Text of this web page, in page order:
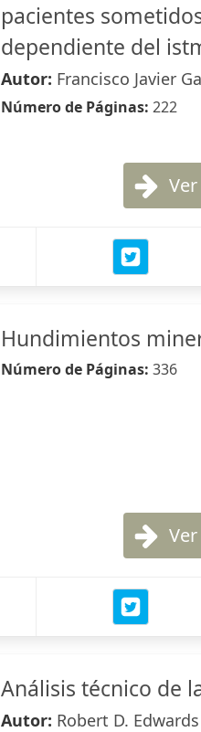
pacientes
dependiente del
Autor: Francisco Javier
Número de Páginas: 222
Hundimientos
Número de Páginas: 336
Análisis técnico de
Autor: Robert D.